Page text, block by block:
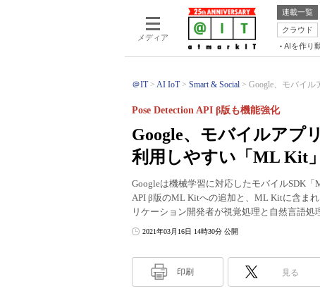
メディア
連載一覧
クラウド
AIを作り
＠IT AI IoT Smart & Social Google、モバイ
Google、モバイルアプ
利用しやすい「ML Kit
Pose Detection API β版も機能強化
Googleは機械学習に対応したモバイルSDK
API β版のML Kitへの追加と、ML Kitに含ま
リケーション開発者が視覚処理と自然言語処
2021年03月16日 14時30分 公開
印刷 見る